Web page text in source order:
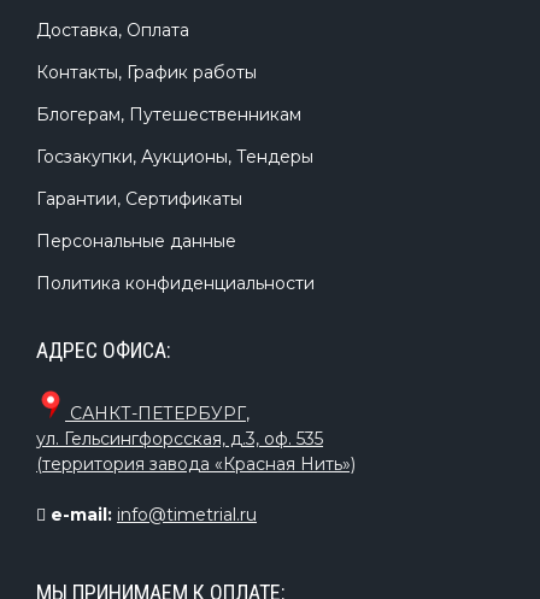
Доставка, Оплата
Контакты, График работы
Блогерам, Путешественникам
Госзакупки, Аукционы, Тендеры
Гарантии, Сертификаты
Персональные данные
Политика конфиденциальности
АДРЕС ОФИСА:
САНКТ-ПЕТЕРБУРГ,
ул. Гельсингфорсская, д.3, оф. 535
(территория завода «Красная Нить»)
e-mail: info@timetrial.ru
МЫ ПРИНИМАЕМ К ОПЛАТЕ: